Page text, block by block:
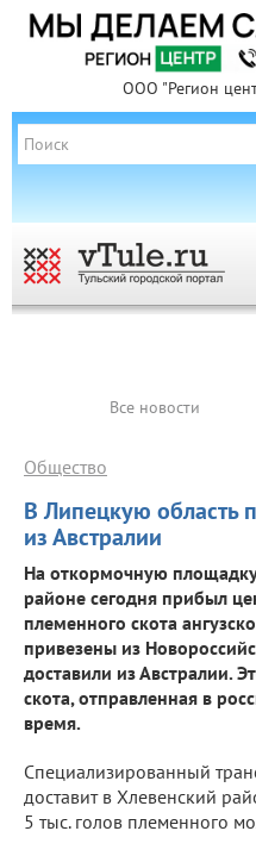
ООО "Регион
Все новости
В Липецкую область
из Австралии
Общество
На откормочную
районе сегодня прибыл
племенного скота
привезены из
доставили из Австралии.
скота, отправленная в
время.
Специализированный
доставит в Хлевенский
5 тыс. голов племенного